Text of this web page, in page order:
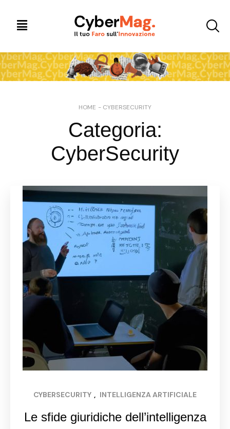
HOME - CYBERSECURITY
Categoria:
CyberSecurity
CYBERSECURITY , INTELLIGENZA ARTIFICIALE
Le sfide giuridiche dell’intelligenza